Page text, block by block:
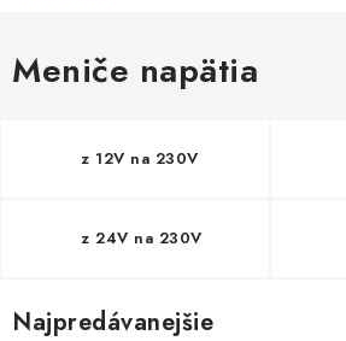
DOMÁCNOSŤ
ELEKTROINŠTALAČNÝ MATERIÁL
Meniče napätia
z 12V na 230V
z 24V na 230V
Najpredávanejšie